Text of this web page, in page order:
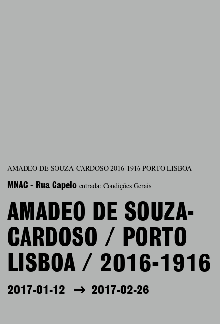
AMADEO DE SOUZA-CARDOSO 2016-1916 PORTO LISBOA
MNAC - Rua Capelo entrada: Condições Gerais
AMADEO DE SOUZA-
CARDOSO / PORTO
LISBOA / 2016-1916
2017-01-12 2017-02-26